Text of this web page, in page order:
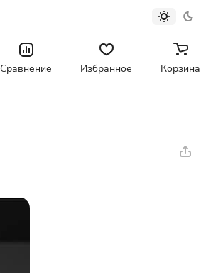
Сравнение Избранное Корзина